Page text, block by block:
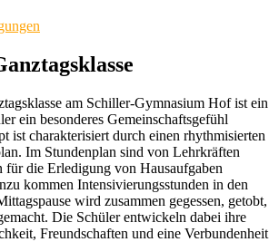
am Schiller-Gymnasium Hof ist ein
ein besonderes Gemeinschaftsgefühl
ist charakterisiert durch einen rhythmisierten
Im Stundenplan sind von Lehrkräften
für die Erledigung von Hausaufgaben
kommen Intensivierungsstunden in den
wird zusammen gegessen, getobt,
Die Schüler entwickeln dabei ihre
Freundschaften und eine Verbundenheit